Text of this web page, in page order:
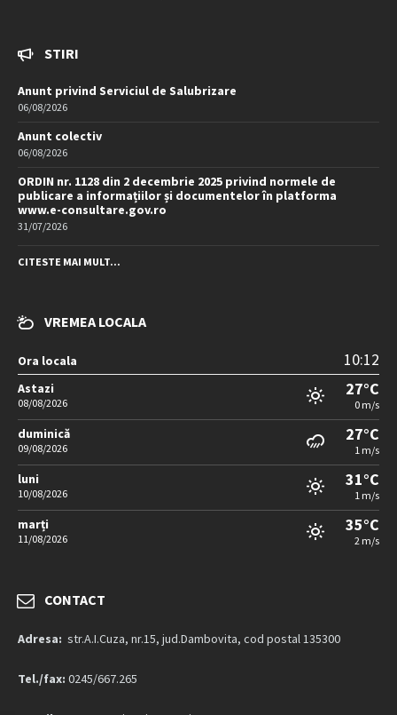
STIRI
Anunt privind Serviciul de Salubrizare
06/08/2026
Anunt colectiv
06/08/2026
ORDIN nr. 1128 din 2 decembrie 2025 privind normele de
publicare a informațiilor și documentelor în platforma
www.e-consultare.gov.ro
31/07/2026
CITESTE MAI MULT...
VREMEA LOCALA
Ora locala 10:12
Astazi
08/08/2026
27°C
0 m/s
duminică
09/08/2026
27°C
1 m/s
luni
10/08/2026
31°C
1 m/s
marți
11/08/2026
35°C
2 m/s
CONTACT
Adresa: str.A.I.Cuza, nr.15, jud.Dambovita, cod postal 135300
Tel./fax: 0245/667.265